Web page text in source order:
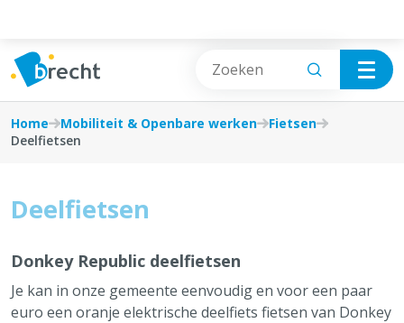
Afval, Natuur & Milieu
Jobs & Ondernemen
Fietsen
Openbaar vervoer
Home Mobiliteit & Openbare werken
Fietsen
Deelfietsen
Deelfietsen
Donkey Republic deelfietsen
Je kan in onze gemeente eenvoudig en voor een paar
euro een oranje elektrische deelfiets fietsen van Donkey